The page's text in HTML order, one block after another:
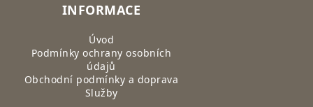
INFORMACE
Úvod
Podmínky ochrany osobních
údajů
Obchodní podmínky a doprava
Služby